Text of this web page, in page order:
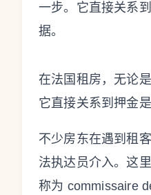
一步。它直接关系
据。
在法国租房，无论
它直接关系到押金
不少房东在遇到租
法执达员介入。这
称为 commissaire